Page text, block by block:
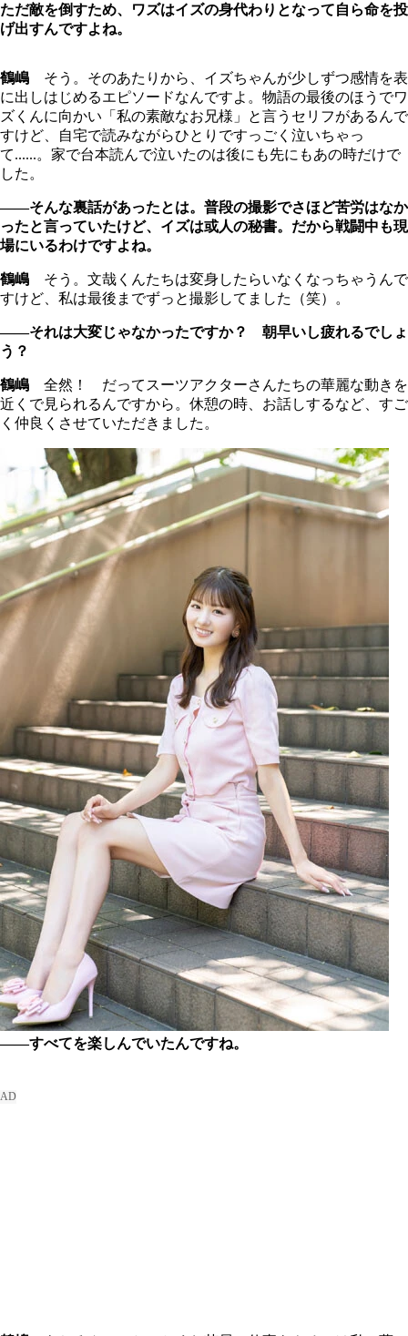
ただ敵を倒すため、ワズはイズの身代わりとなって自ら命を投
げ出すんですよね。
鶴嶋 そう。そのあたりから、イズちゃんが少しずつ感情を表
に出しはじめるエピソードなんですよ。物語の最後のほうでワ
ズくんに向かい「私の素敵なお兄様」と言うセリフがあるんで
すけど、自宅で読みながらひとりですっごく泣いちゃっ
て......。家で台本読んで泣いたのは後にも先にもあの時だけで
した。
――そんな裏話があったとは。普段の撮影でさほど苦労はなか
ったと言っていたけど、イズは或人の秘書。だから戦闘中も現
場にいるわけですよね。
鶴嶋 そう。文哉くんたちは変身したらいなくなっちゃうんで
すけど、私は最後までずっと撮影してました（笑）。
――それは大変じゃなかったですか？ 朝早いし疲れるでしょ
う？
鶴嶋 全然！ だってスーツアクターさんたちの華麗な動きを
近くで見られるんですから。休憩の時、お話しするなど、すご
く仲良くさせていただきました。
――すべてを楽しんでいたんですね。